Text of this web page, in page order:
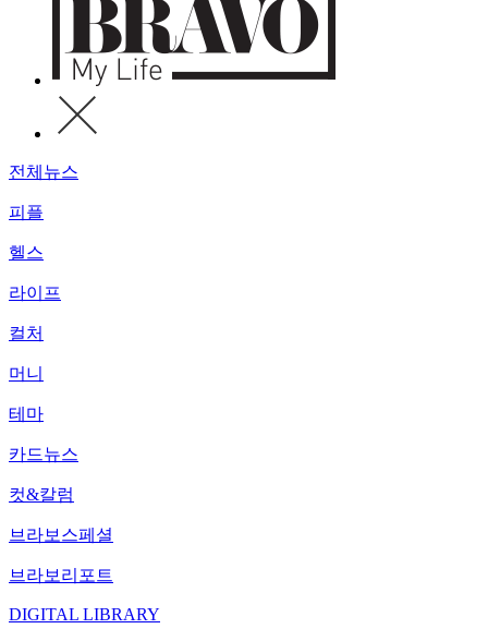
전체뉴스
피플
헬스
라이프
컬처
머니
테마
카드뉴스
컷&칼럼
브라보스페셜
브라보리포트
DIGITAL LIBRARY